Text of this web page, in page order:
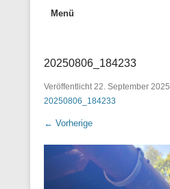
Menü
20250806_184233
Veröffentlicht22. September 2025
20250806_184233
← Vorherige